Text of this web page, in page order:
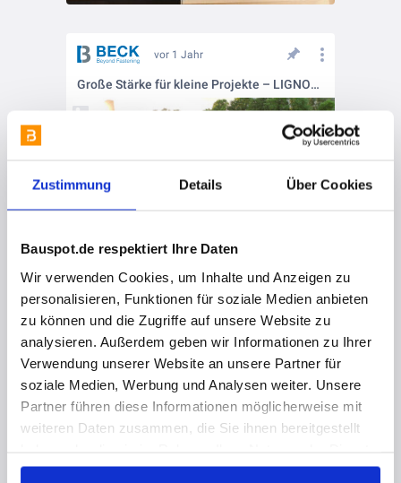
Zustimmung Details Über Cookies
Bauspot.de respektiert Ihre Daten
Wir verwenden Cookies, um Inhalte und Anzeigen zu
personalisieren, Funktionen für soziale Medien anbieten
zu können und die Zugriffe auf unsere Website zu
analysieren. Außerdem geben wir Informationen zu Ihrer
Verwendung unserer Website an unsere Partner für
soziale Medien, Werbung und Analysen weiter. Unsere
Partner führen diese Informationen möglicherweise mit
weiteren Daten zusammen, die Sie ihnen bereitgestellt
gesammelt haben. Hier finden Sie Informationen zum
vor 1 Jahr
Große Stärke für kleine Projekte – LIGNOLOC®️ Holznägel überzeugen überall! 🛠️✨
vor 1 Jahr
Nachhaltiger Holzbau!